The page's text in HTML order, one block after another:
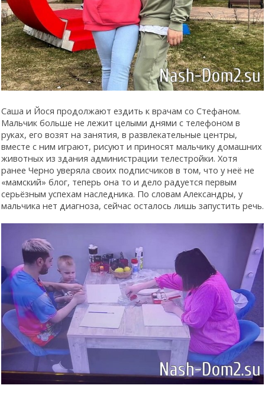
Саша и Йося продолжают ездить к врачам со Стефаном.
Мальчик больше не лежит целыми днями с телефоном в
руках, его возят на занятия, в развлекательные центры,
вместе с ним играют, рисуют и приносят мальчику домашних
животных из здания администрации телестройки. Хотя
ранее Черно уверяла своих подписчиков в том, что у неё не
«мамский» блог, теперь она то и дело радуется первым
серьёзным успехам наследника. По словам Александры, у
мальчика нет диагноза, сейчас осталось лишь запустить речь.